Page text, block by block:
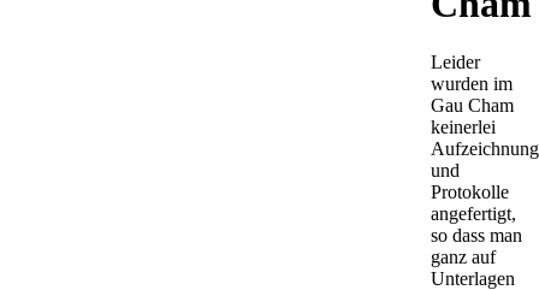
Leider
wurden im
Gau Cham
keinerlei
und
Protokolle
angefertigt,
so dass man
ganz auf
Unterlagen